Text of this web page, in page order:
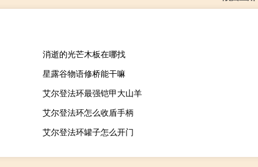
消逝的光芒木板在哪找
星露谷物语修桥能干嘛
艾尔登法环最强铠甲大山羊
艾尔登法环怎么收盾手柄
艾尔登法环罐子怎么开门